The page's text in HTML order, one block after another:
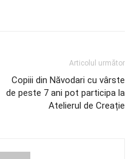
Articolul următor
Copiii din Năvodari cu vârste
de peste 7 ani pot participa la
Atelierul de Creație